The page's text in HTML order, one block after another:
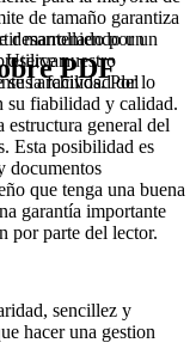
de tamaño garantiza
manteniendo un
Utilice nuestro
la facilidad del
desarrollado por un
sus archivos. Por lo
su fiabilidad y calidad.
general del
Esta posibilidad es
documentos
que tenga una buena
garantía importante
por parte del lector.
PDF
sencillez y
hacer una gestion